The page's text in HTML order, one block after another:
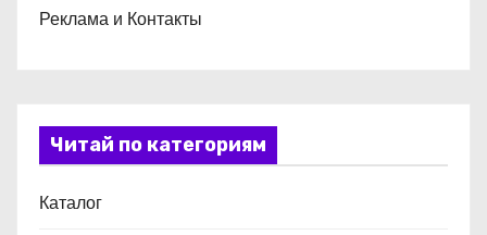
Реклама и Контакты
Читай по категориям
Каталог